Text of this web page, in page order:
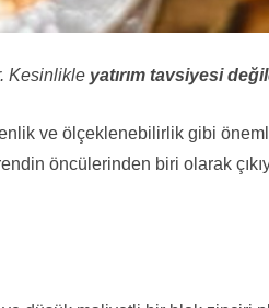
Kesinlikle yatırım tavsiyesi
ve ölçeklenebilirlik gibi
öncülerinden biri olarak